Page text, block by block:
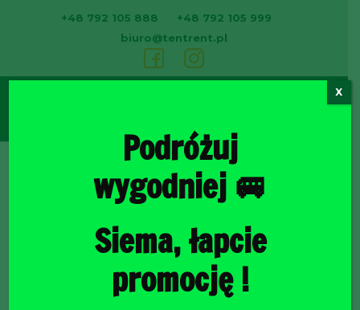
+48 792 105 888
+48 792 105 999
biuro@tentrent.pl
Podróżuj
wygodniej 🚐
Siema, łapcie
promocję !
X